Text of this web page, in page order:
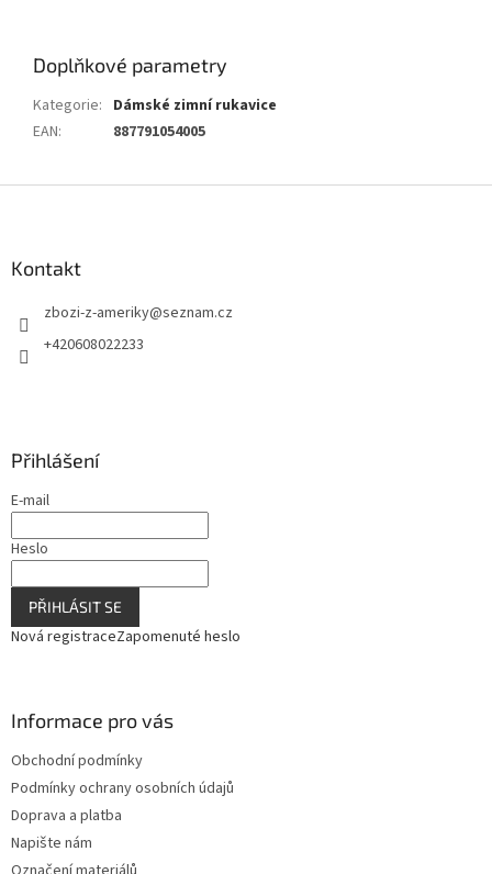
Doplňkové parametry
Kategorie: Dámské zimní rukavice
EAN: 887791054005
Kontakt
zbozi-z-ameriky@seznam.cz
+420608022233
Přihlášení
E-mail
Heslo
PŘIHLÁSIT SE
Nová registraceZapomenuté heslo
Informace pro vás
Obchodní podmínky
Podmínky ochrany osobních údajů
Doprava a platba
Napište nám